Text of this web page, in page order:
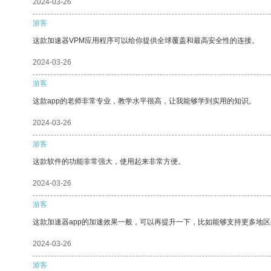
2024-03-26
游客
这款加速器VPM应用程序可以给你提供全球覆盖和最高安全性的连接。
2024-03-26
游客
这款app的老师非常专业，教学水平很高，让我能够学到实用的知识。
2024-03-26
游客
这款软件的功能非常强大，使用起来非常方便。
2024-03-26
游客
这款加速器app的加速效果一般，可以再提升一下，比如能够支持更多地区
2024-03-26
游客